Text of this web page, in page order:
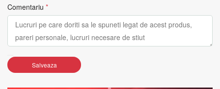
Comentariu *
Salveaza